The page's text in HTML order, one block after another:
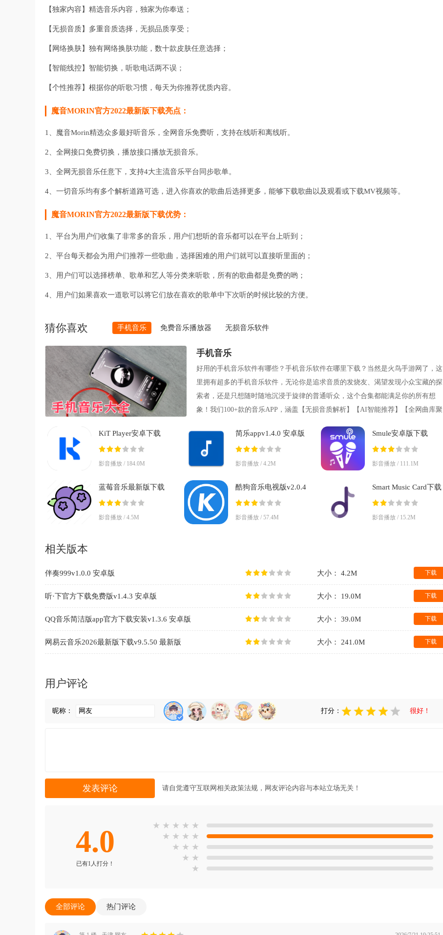
【独家内容】精选音乐内容，独家为你奉送；
【无损音质】多重音质选择，无损品质享受；
【网络换肤】独有网络换肤功能，数十款皮肤任意选择；
【智能线控】智能切换，听歌电话两不误；
【个性推荐】根据你的听歌习惯，每天为你推荐优质内容。
魔音MORIN官方2022最新版下载亮点：
1、魔音Morin精选众多最好听音乐，全网音乐免费听，支持在线听和离线听。
2、全网接口免费切换，播放接口播放无损音乐。
3、全网无损音乐任意下，支持4大主流音乐平台同步歌单。
4、一切音乐均有多个解析道路可选，进入你喜欢的歌曲后选择更多，能够下载歌曲以及观看或下载MV视频等。
魔音MORIN官方2022最新版下载优势：
1、平台为用户们收集了非常多的音乐，用户们想听的音乐都可以在平台上听到；
2、平台每天都会为用户们推荐一些歌曲，选择困难的用户们就可以直接听里面的；
3、用户们可以选择榜单、歌单和艺人等分类来听歌，所有的歌曲都是免费的哟；
4、用户们如果喜欢一道歌可以将它们放在喜欢的歌单中下次听的时候比较的方便。
猜你喜欢 手机音乐 免费音乐播放器 无损音乐软件
手机音乐
好用的手机音乐软件有哪些？手机音乐软件在哪里下载？当然是火鸟手游网了，这
里拥有超多的手机音乐软件，无论你是追求音质的发烧友、渴望发现小众宝藏的探
索者，还是只想随时随地沉浸于旋律的普通听众，这个合集都能满足你的所有想
象！我们100+款的音乐APP，涵盖【无损音质解析】【AI智能推荐】【全网曲库聚
KiT Player安卓下载
(Kihno Player)v2.0167
影音播放 / 184.0M
简乐appv1.4.0 安卓版
影音播放 / 4.2M
Smule安卓版下载
v11.2.9 最新版
影音播放 / 111.1M
蓝莓音乐最新版下载
v2.0 安卓版
影音播放 / 4.5M
酷狗音乐电视版v2.0.4
最新版
影音播放 / 57.4M
Smart Music Card下载
v0.0.32 最新版
影音播放 / 15.2M
相关版本
伴奏999v1.0.0 安卓版 大小： 4.2M 下载
听·下官方下载免费版v1.4.3 安卓版 大小： 19.0M 下载
QQ音乐简洁版app官方下载安装v1.3.6 安卓版 大小： 39.0M 下载
网易云音乐2026最新版下载v9.5.50 最新版 大小： 241.0M 下载
用户评论
昵称： 打分： 很好！
请自觉遵守互联网相关政策法规，网友评论内容与本站立场无关！
4.0
已有1人打分！
★ ★ ★ ★ ★
★ ★ ★ ★
★ ★ ★
★ ★
★
全部评论 热门评论